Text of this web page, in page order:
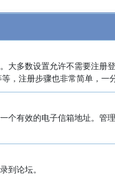
多数设置允许不需要注册
，注册步骤也非常简单，一
有效的电子信箱地址。
到论坛。